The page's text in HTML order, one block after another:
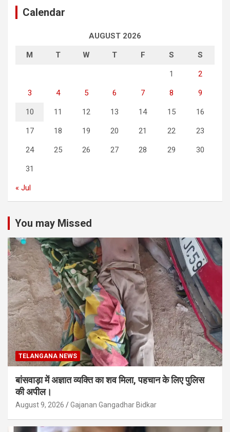
Calendar
AUGUST 2026
M T W T F S S
1 2
3 4 5 6 7 8 9
10 11 12 13 14 15 16
17 18 19 20 21 22 23
24 25 26 27 28 29 30
31
« Jul
You may Missed
TELANGANA NEWS
बांसवाड़ा में अज्ञात व्यक्ति का शव मिला, पहचान के लिए पुलिस
की अपील।
August 9, 2026 Gajanan Gangadhar Bidkar